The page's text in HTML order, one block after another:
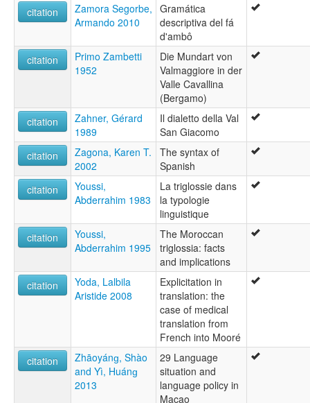
citation
Zamora Segorbe,
Armando 2010
Gramática
descriptiva del fá
d'ambô
citation
Primo Zambetti
1952
Die Mundart von
Valmaggiore in der
Valle Cavallina
(Bergamo)
citation
Zahner, Gérard
1989
Il dialetto della Val
San Giacomo
citation
Zagona, Karen T.
2002
The syntax of
Spanish
citation
Youssi,
Abderrahim 1983
La triglossie dans
la typologie
linguistique
citation
Youssi,
Abderrahim 1995
The Moroccan
triglossia: facts
and implications
citation
Yoda, Lalbila
Aristide 2008
Explicitation in
translation: the
case of medical
translation from
French into Mooré
citation
Zhāoyánɡ, Shào
and Yì, Huánɡ
2013
29 Language
situation and
language policy in
Macao